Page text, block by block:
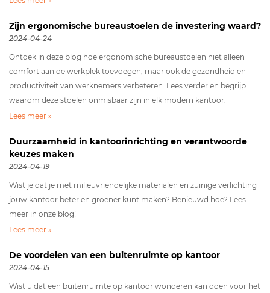
Zijn ergonomische bureaustoelen de investering waard?
2024-04-24
Ontdek in deze blog hoe ergonomische bureaustoelen niet alleen
comfort aan de werkplek toevoegen, maar ook de gezondheid en
productiviteit van werknemers verbeteren. Lees verder en begrijp
waarom deze stoelen onmisbaar zijn in elk modern kantoor.
Lees meer »
Duurzaamheid in kantoorinrichting en verantwoorde
keuzes maken
2024-04-19
Wist je dat je met milieuvriendelijke materialen en zuinige verlichting
jouw kantoor beter en groener kunt maken? Benieuwd hoe? Lees
meer in onze blog!
Lees meer »
De voordelen van een buitenruimte op kantoor
2024-04-15
Wist u dat een buitenruimte op kantoor wonderen kan doen voor het